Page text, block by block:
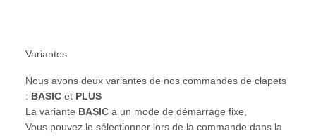
Variantes
Nous avons deux variantes de nos commandes de clapets
: BASIC et PLUS
La variante BASIC a un mode de démarrage fixe,
Vous pouvez le sélectionner lors de la commande dans la